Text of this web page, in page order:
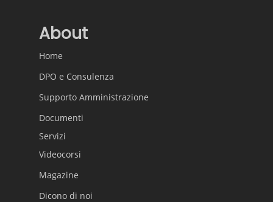
About
Home
DPO e Consulenza
Supporto Amministrazione
Documenti
Servizi
Videocorsi
Magazine
Dicono di noi